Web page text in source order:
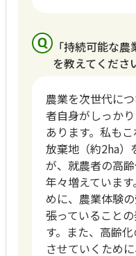
「持続可能な
を教えてくださ
農業を次世代に
者自身がしっか
あります。私も
放棄地（約2ha）
が、就農者の高
年々増えていま
めに、農業体験
張っていること
す。また、高齢
させていくため